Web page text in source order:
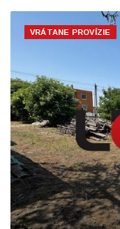
VRÁTANE PROVÍZIE